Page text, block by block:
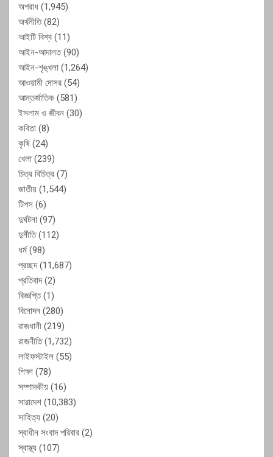
অপরাধ (1,945)
অর্থনীতি(82)
আইটি বিশ্ব (11)
আইন-আদালত(90)
আইন-শৃঙ্খলা (1,264)
আওয়ামী দোসর (54)
আন্তর্জাতিক (581)
ইসলাম ও জীবন (30)
কবিতা (8)
কৃষি (24)
খেলা (239)
চিত্র বিচিত্র (7)
জাতীয় (1,544)
টিপস (6)
দুর্ঘটনা (97)
দুর্নীতি(112)
ধর্ম(98)
প্রচ্ছদ(11,687)
প্রতিবাদ(2)
বিজ্ঞপ্তি(1)
বিনোদন (280)
রাজধানী (219)
রাজনীতি(1,732)
লাইফস্টাইল (55)
শিক্ষা (78)
সম্পাদকীয় (16)
সারাদেশ (10,383)
সাহিত্য (20)
স্বাধীন সংবাদ পরিবার (2)
স্বাস্থ্য (107)